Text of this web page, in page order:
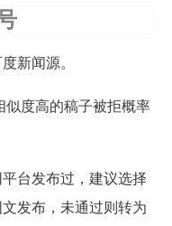
新闻源。
似度高的稿子被拒概率
台发布过，建议选择
发布，未通过则转为